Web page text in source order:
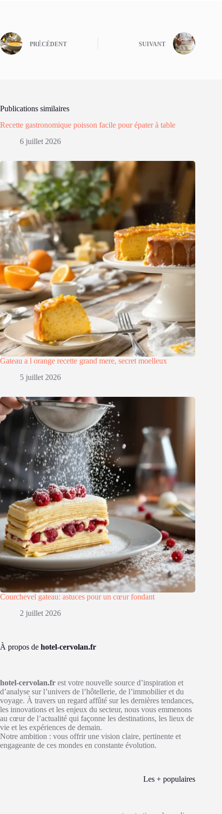
PRÉCÉDENT SUIVANT
Publications similaires
Recette gastronomique poisson facile pour épater à table
6 juillet 2026
Gateau a l orange recette grand mere, secret moelleux
5 juillet 2026
Courchevel gateau: astuces pour un cœur fondant
2 juillet 2026
À propos de hotel-cervolan.fr
hotel-cervolan.fr est votre nouvelle source d’inspiration et
d’analyse sur l’univers de l’hôtellerie, de l’immobilier et du
voyage. À travers un regard affûté sur les dernières tendances,
les innovations et les enjeux du secteur, nous vous emmenons
au cœur de l’actualité qui façonne les destinations, les lieux de
vie et les expériences de demain.
Notre ambition : vous offrir une vision claire, pertinente et
engageante de ces mondes en constante évolution.
Les + populaires